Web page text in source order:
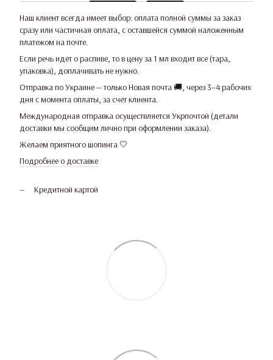
Наш клиент всегда имеет выбор: оплата полной суммы за заказ
сразу или частичная оплата, с оставшейся суммой наложенным
платежом на почте.
Если речь идет о распиве, то в цену за 1 мл входит все (тара,
упаковка), доплачивать не нужно.
Отправка по Украине — только Новая почта 🚚, через 3–4 рабочих
дня с момента оплаты, за счет клиента.
Международная отправка осуществляется Укрпочтой (детали
доставки мы сообщим лично при оформлении заказа).
Желаем приятного шопинга 🤍
Подробнее о доставке
Кредитной картой